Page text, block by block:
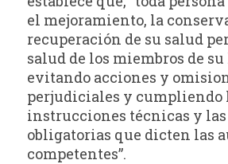
el mejoramiento, la
recuperación de su salud
salud de los miembros de su
evitando acciones y
perjudiciales y cumpliendo
instrucciones técnicas y
obligatorias que dicten las
competentes”.